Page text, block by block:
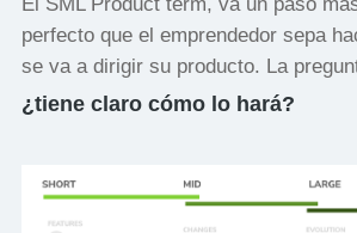
perfecto que el emprendedor sepa
se va a dirigir su producto. La
¿tiene claro cómo lo hará?